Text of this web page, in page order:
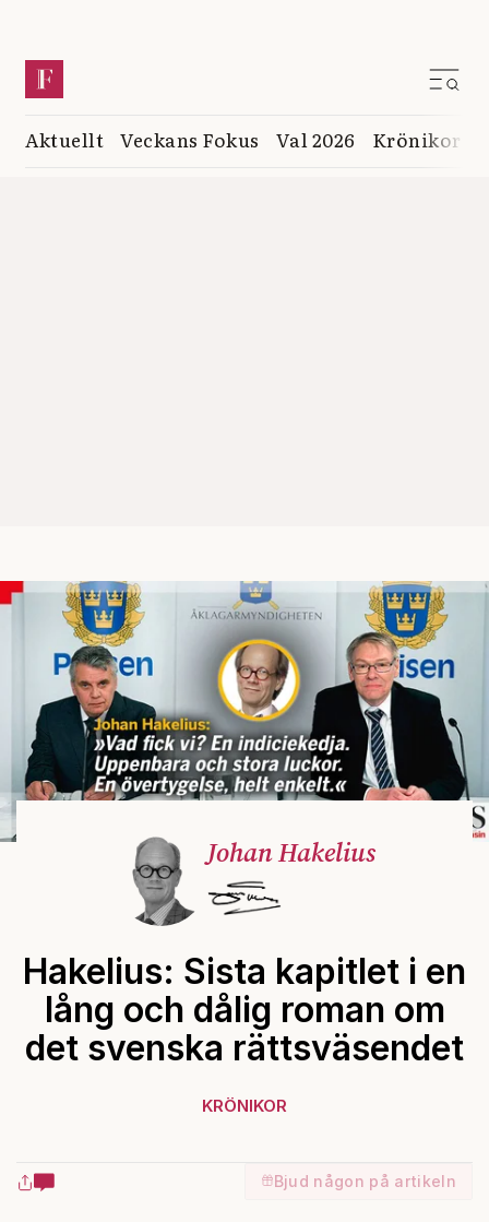
Aktuellt Veckans Fokus Val 2026 Krönikor
Johan Hakelius
Hakelius: Sista kapitlet i en
lång och dålig roman om
det svenska rättsväsendet
KRÖNIKOR
Bjud någon på artikeln